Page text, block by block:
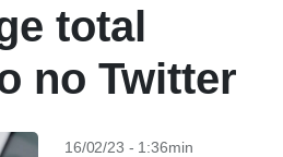
total
no Twitter
16/02/23 - 1:36min